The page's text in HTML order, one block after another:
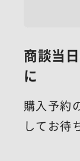
商談当
に
購入予約
してお待